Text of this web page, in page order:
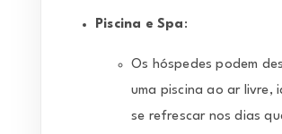
Piscina e Spa :
Os hóspedes podem
uma piscina ao ar livre,
se refrescar nos dias